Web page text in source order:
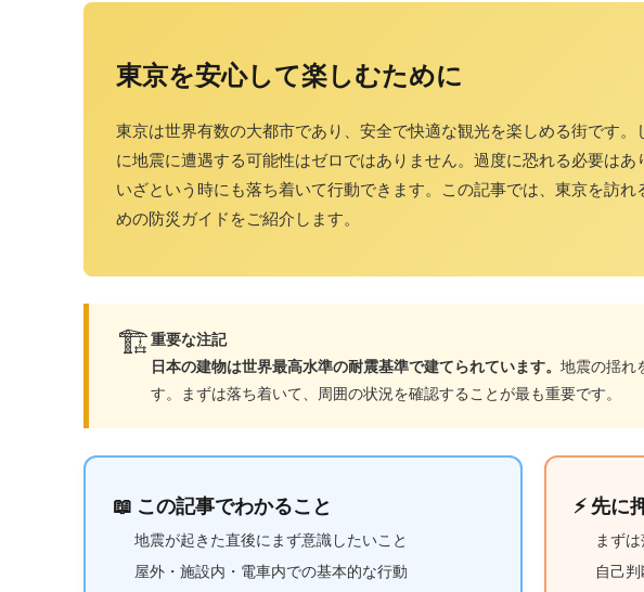
東京を安心して楽しむために
東京は世界有数の大都市であり、安全で快適な観光を楽しめる街です
に地震に遭遇する可能性はゼロではありません。過度に恐れる必要はあ
いざという時にも落ち着いて行動できます。この記事では、東京を訪
めの防災ガイドをご紹介します。
🏗️重要な注記
日本の建物は世界最高水準の耐震基準で建てられています。 地震の揺れ
す。まずは落ち着いて、周囲の状況を確認することが最も重要です。
📖 この記事でわかること
地震が起きた直後にまず意識したいこと
屋外・施設内・電車内での基本的な行動
⚡ 先に
まず
自己